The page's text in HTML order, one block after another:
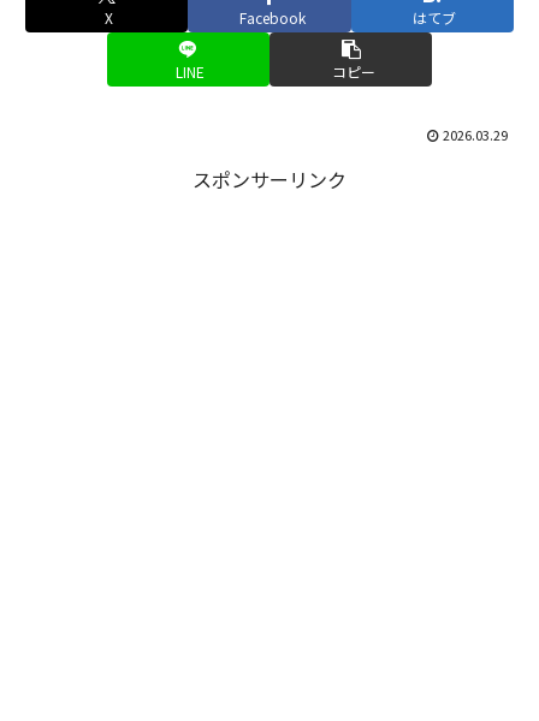
X Facebook はてブ
LINE コピー
2026.03.29
スポンサーリンク